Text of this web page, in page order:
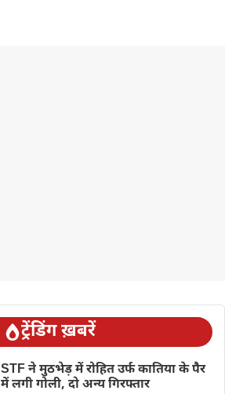
ट्रेंडिंग ख़बरें
STF ने मुठभेड़ में रोहित उर्फ कातिया के पैर
में लगी गोली, दो अन्य गिरफ्तार